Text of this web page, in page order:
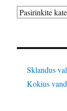
Kategorijos
Sklandus
Kokius